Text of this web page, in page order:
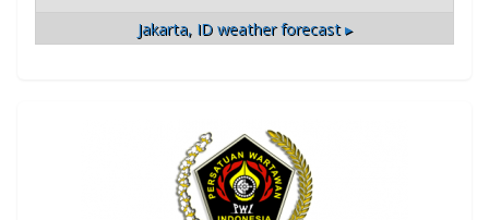
Jakarta, IDweather forecast ▸